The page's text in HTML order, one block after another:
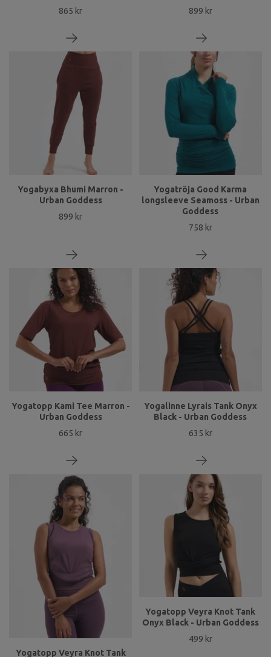
865 kr
899 kr
Yogabyxa Bhumi Marron -
Urban Goddess
899 kr
Yogatröja Good Karma
longsleeve Seamoss - Urban
Goddess
758 kr
Yogatopp Kami Tee Marron -
Urban Goddess
665 kr
Yogalinne Lyrais Tank Onyx
Black - Urban Goddess
635 kr
Yogatopp Veyra Knot Tank
Yogatopp Veyra Knot Tank
Onyx Black - Urban Goddess
499 kr